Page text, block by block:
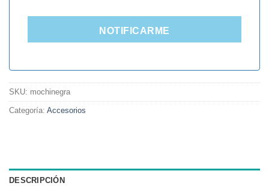
NOTIFICARME
SKU: mochinegra
Categoría: Accesorios
DESCRIPCIÓN